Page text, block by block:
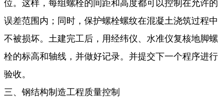
位。这样，每组螺栓的间距和高度都可以控制在允许的
误差范围内；同时，保护螺栓螺纹在混凝土浇筑过程中
不被损坏。土建完工后，用经纬仪、水准仪复核地脚螺
栓的标高和轴线，并做好记录。并提交下一个程序进行
验收。
三、钢结构制造工程质量控制